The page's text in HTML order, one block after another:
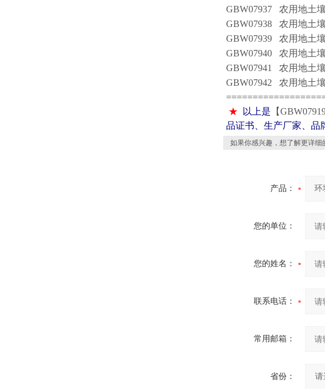
GBW07937 农用地土
GBW07938 农用地土
GBW07939 农用地土
GBW07940 农用地土
GBW07941 农用地土
GBW07942 农用地土
★
以上是 【
品证书、生产厂家、品
如果你感兴趣，想了解更详细
产品：
您的单位：
您的姓名：
联系电话：
常用邮箱：
省份：